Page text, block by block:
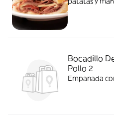
Bocadillo
Pollo 2
Empanada